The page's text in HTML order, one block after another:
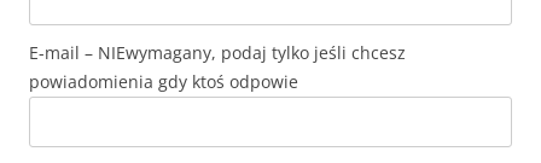
E-mail